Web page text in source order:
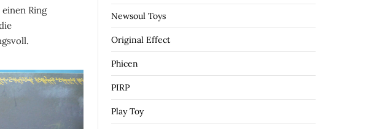
Ring
Newsoul Toys
Original Effect
Phicen
PIRP
Play Toy